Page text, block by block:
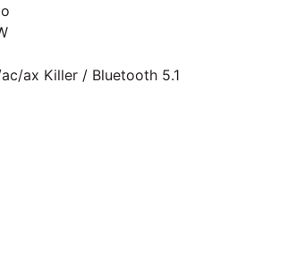
ax Killer / Bluetooth 5.1